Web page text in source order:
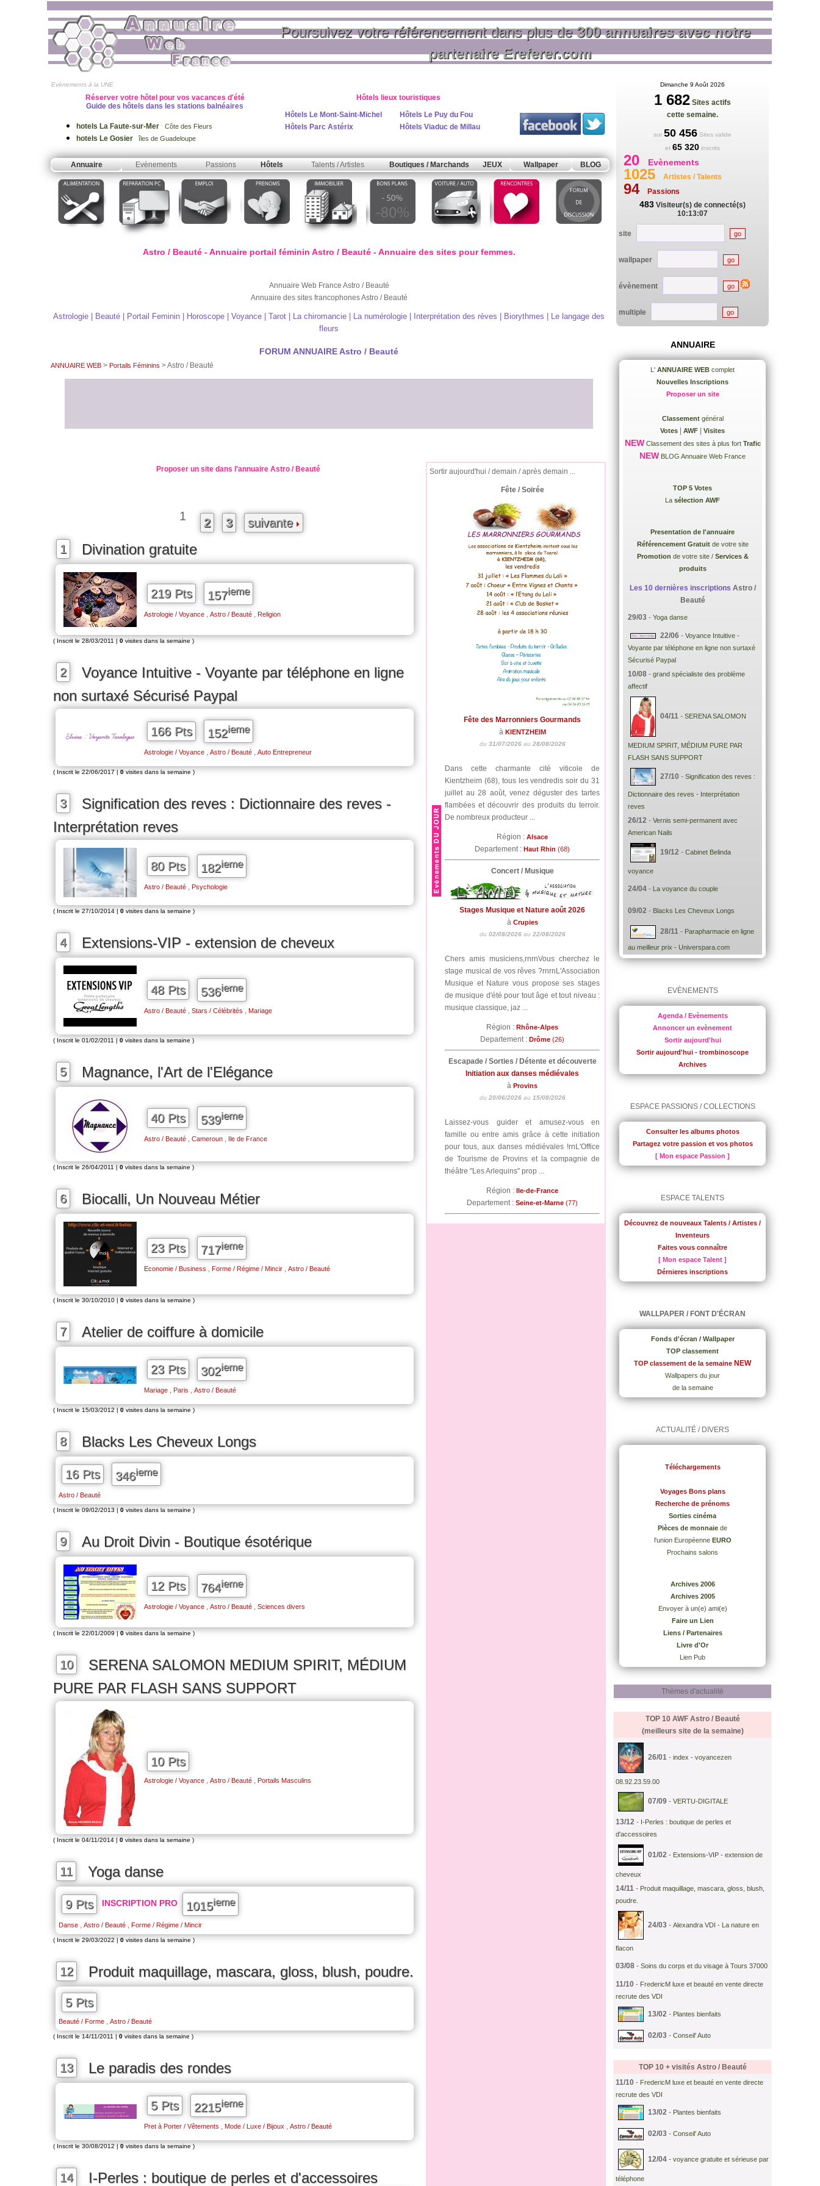
Poursuivez votre référencement dans plus de300 annuaires avec notre
partenaire Ereferer.com
Evènements à la UNE
Réserver votre hôtel pour vos vacances d'été
Guide des hôtels dans les stations balnéaires
hotels La Faute-sur-Mer Côte des Fleurs
hotels Le Gosier îles de Guadeloupe
Hôtels lieux touristiques
Hôtels Le Mont-Saint-Michel
Hôtels Le Puy du Fou
Hôtels Parc Astérix
Hôtels Viaduc de Millau
Annuaire Evènements Passions Hôtels Talents / Artistes Boutiques / Marchands JEUX Wallpaper BLOG
Astro / Beauté - Annuaire portail féminin Astro / Beauté - Annuaire des sites pour femmes.
Annuaire Web France Astro / Beauté
Annuaire des sites francophones Astro / Beauté
Astrologie | Beauté | Portail Feminin | Horoscope | Voyance | Tarot | La chiromancie | La numérologie | Interprétation des rèves | Biorythmes | Le langage des
fleurs
FORUM ANNUAIRE Astro / Beauté
ANNUAIRE WEB > Portails Féminins > Astro / Beauté
Proposer un site dans l'annuaire Astro / Beauté
1 2 3
suivante
1
Divination gratuite
219 Pts 157ieme
Astrologie / Voyance Astro / Beauté Religion
( Inscrit le 28/03/2011 | 0 visites dans la semaine )
2
Voyance Intuitive - Voyante par téléphone en ligne
non surtaxé Sécurisé Paypal
166 Pts 152ieme
Astrologie / Voyance Astro / Beauté Auto Entrepreneur
( Inscrit le 22/06/2017 | 0 visites dans la semaine )
3
Signification des reves : Dictionnaire des reves -
Interprétation reves
80 Pts 182ieme
Astro / Beauté Psychologie
( Inscrit le 27/10/2014 | 0 visites dans la semaine )
4 Extensions-VIP - extension de cheveux
48 Pts 536ieme
Astro / Beauté Stars / Célébrités Mariage
( Inscrit le 01/02/2011 | 0 visites dans la semaine )
5 Magnance, l'Art de l'Elégance
40 Pts 539ieme
Astro / Beauté Cameroun Ile de France
( Inscrit le 26/04/2011 | 0 visites dans la semaine )
6 Biocalli, Un Nouveau Métier
23 Pts 717ieme
Economie / Business Forme / Régime / Mincir Astro / Beauté
( Inscrit le 30/10/2010 | 0 visites dans la semaine )
7 Atelier de coiffure à domicile
23 Pts 302ieme
Mariage Paris Astro / Beauté
( Inscrit le 15/03/2012 | 0 visites dans la semaine )
8 Blacks Les Cheveux Longs
16 Pts 346ieme
Astro / Beauté
( Inscrit le 09/02/2013 | 0 visites dans la semaine )
9 Au Droit Divin - Boutique ésotérique
12 Pts 764ieme
Astrologie / Voyance Astro / Beauté Sciences divers
( Inscrit le 22/01/2009 | 0 visites dans la semaine )
10
SERENA SALOMON MEDIUM SPIRIT, MÉDIUM
PURE PAR FLASH SANS SUPPORT
10 Pts
Astrologie / Voyance , Astro / Beauté , Portails Masculins
( Inscrit le 04/11/2014 | 0 visites dans la semaine )
11 Yoga danse
9 Pts INSCRIPTION PRO 1015ieme
Danse Astro / Beauté Forme / Régime / Mincir
( Inscrit le 29/03/2022 | 0 visites dans la semaine )
12 Produit maquillage, mascara, gloss, blush, poudre.
5 Pts
Beauté / Forme , Astro / Beauté
( Inscrit le 14/11/2011 | 0 visites dans la semaine )
13 Le paradis des rondes
5 Pts 2215ieme
Pret à Porter / Vêtements Mode / Luxe / Bijoux Astro / Beauté
( Inscrit le 30/08/2012 | 0 visites dans la semaine )
14 I-Perles : boutique de perles et d'accessoires
Sortir aujourd'hui / demain / après demain ...
Fête / Soirée
Fête des Marronniers Gourmands
à KIENTZHEIM
du 31/07/2026au 28/08/2026
Dans cette charmante cité viticole de
Kientzheim (68), tous les vendredis soir du 31
juillet au 28 août, venez déguster des tartes
flambées et découvrir des produits du terroir.
De nombreux producteur ...
Région : Alsace
Departement : Haut Rhin (68)
Concert / Musique
Stages Musique et Nature août 2026
à Crupies
du 02/08/2026au 22/08/2026
Chers amis musiciens,rnrnVous cherchez le
stage musical de vos rêves ?rnrnL'Association
Musique et Nature vous propose ses stages
de musique d'été pour tout âge et tout niveau :
musique classique, jaz ...
Région : Rhône-Alpes
Departement : Drôme (26)
Escapade / Sorties / Détente et découverte
Initiation aux danses médiévales
à Provins
du 20/06/2026au 15/08/2026
Laissez-vous guider et amusez-vous en
famille ou entre amis grâce à cette initiation
pour tous, aux danses médiévales !rnL'Office
de Tourisme de Provins et la compagnie de
théâtre "Les Arlequins" prop ...
Région : Ile-de-France
Departement : Seine-et-Marne (77)
Dimanche 9 Août 2026
1 682 Sites actifs
cette semaine.
sur 50 456 Sites valide
et 65 320 inscrits
20 Evènements
1025 Artistes / Talents
94 Passions
483 Visiteur(s) de connecté(s)
10:13:07
site
wallpaper
évènement
multiple
ANNUAIRE
L' ANNUAIRE WEB complet
Nouvelles Inscriptions
Proposer un site
Classementgénéral
Votes
AWF Visites
NEWClassement des sites à plus fort Trafic
NEW BLOG Annuaire Web France
TOP 5 Votes
La sélection AWF
Presentation de l'annuaire
Référencement Gratuitde votre site
Promotion de votre site / Services &
produits
Les 10 dernières inscriptions Astro /
Beauté
29/03 - Yoga danse
22/06 - Voyance Intuitive -
Voyante par téléphone en ligne non surtaxé
Sécurisé Paypal
10/08 - grand spécialiste des problème
affectif
04/11 - SERENA SALOMON
MEDIUM SPIRIT, MÉDIUM PURE PAR
FLASH SANS SUPPORT
27/10 - Signification des reves :
Dictionnaire des reves - Interprétation
reves
26/12 - Vernis semi-permanent avec
American Nails
19/12 - Cabinet Belinda
voyance
24/04 - La voyance du couple
09/02 - Blacks Les Cheveux Longs
28/11 - Parapharmacie en ligne
au meilleur prix - Universpara.com
EVÈNEMENTS
Agenda / Evènements
Annoncer un evènement
Sortir aujourd'hui
Sortir aujourd'hui - trombinoscope
Archives
ESPACE PASSIONS / COLLECTIONS
Consulter les albums photos
Partagez votre passion et vos photos
[ Mon espace Passion ]
ESPACE TALENTS
Découvrez de nouveaux Talents / Artistes /
Inventeurs
Faites vous connaître
[ Mon espace Talent ]
Dérnieres inscriptions
WALLPAPER / FONT D'ÉCRAN
Fonds d'écran / Wallpaper
TOP classement
TOP classement de la semaine NEW
Wallpapers du jour
de la semaine
ACTUALITÉ / DIVERS
Téléchargements
Voyages Bons plans
Recherche de prénoms
Sorties cinéma
Pièces de monnaie de
l'union Européenne EURO
Prochains salons
Archives 2006
Archives 2005
Envoyer à un(e) ami(e)
Faire un Lien
Liens / Partenaires
Livre d'Or
Lien Pub
Thèmes d'actualité
TOP 10 AWF Astro / Beauté
(meilleurs site de la semaine)
26/01 - index - voyancezen
08.92.23.59.00
07/09 - VERTU-DIGITALE
13/12 - I-Perles : boutique de perles et
d'accessoires
01/02 - Extensions-VIP - extension de
cheveux
14/11 - Produit maquillage, mascara, gloss, blush,
poudre.
24/03 - Alexandra VDI - La nature en
flacon
03/08 - Soins du corps et du visage à Tours 37000
11/10 - FredericM luxe et beauté en vente directe
recrute des VDI
13/02 - Plantes bienfaits
02/03 - Conseil' Auto
TOP 10 + visités Astro / Beauté
11/10 - FredericM luxe et beauté en vente directe
recrute des VDI
13/02 - Plantes bienfaits
02/03 - Conseil' Auto
12/04 - voyance gratuite et sérieuse par
téléphone